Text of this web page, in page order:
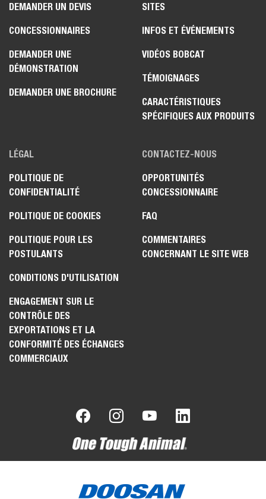
DEMANDER UN DEVIS
CONCESSIONNAIRES
DEMANDER UNE
DÉMONSTRATION
DEMANDER UNE BROCHURE
SITES
INFOS ET ÉVÉNEMENTS
VIDÉOS BOBCAT
TÉMOIGNAGES
CARACTÉRISTIQUES
SPÉCIFIQUES AUX PRODUITS
LÉGAL
POLITIQUE DE
CONFIDENTIALITÉ
POLITIQUE DE COOKIES
POLITIQUE POUR LES
POSTULANTS
CONDITIONS D'UTILISATION
ENGAGEMENT SUR LE
CONTRÔLE DES
EXPORTATIONS ET LA
CONFORMITÉ DES ÉCHANGES
COMMERCIAUX
CONTACTEZ-NOUS
OPPORTUNITÉS
CONCESSIONNAIRE
FAQ
COMMENTAIRES
CONCERNANT LE SITE WEB